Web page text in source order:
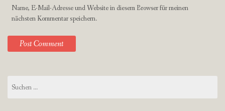
Name, E-Mail-Adresse und Website in diesem Browser für meinen
nächsten Kommentar speichern.
nach: